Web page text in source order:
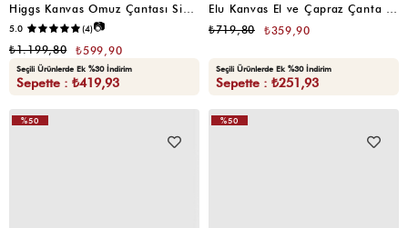
Higgs Kanvas Omuz Çantası Siyah
5.0 (4)📷
₺599,90
₺1.199,80
Seçili Ürünlerde Ek %30 İndirim
Sepette : ₺419,93
Elu Kanvas El ve Çapraz Çanta Taba
₺359,90
₺719,80
Seçili Ürünlerde Ek %30 İndirim
Sepette : ₺251,93
%50
%50